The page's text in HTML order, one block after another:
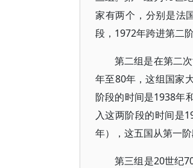
家有两个，分别是法
段，1972年跨进第二
第二组是在第二
年至80年，这组国家
阶段的时间是1938年
入这两阶段的时间是
年），这五国从第一
第三组是20世纪